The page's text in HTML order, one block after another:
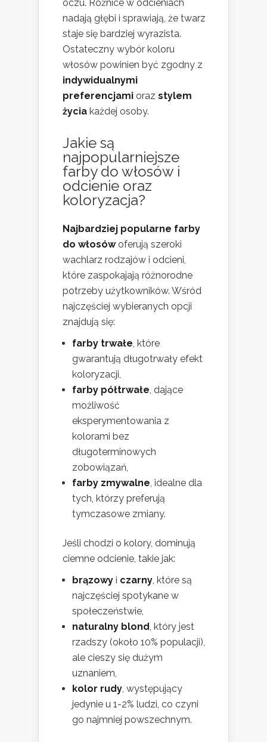
oczu. Różnice w odcieniach
nadają głębi i sprawiają, że twarz
staje się bardziej wyrazista.
Ostateczny wybór koloru
włosów powinien być zgodny z
indywidualnymi
preferencjami oraz stylem
życia każdej osoby.
Jakie są
najpopularniejsze
farby do włosów i
odcienie oraz
koloryzacja?
Najbardziej popularne farby
do włosówoferują szeroki
wachlarz rodzajów i odcieni,
które zaspokajają różnorodne
potrzeby użytkowników. Wśród
najczęściej wybieranych opcji
znajdują się:
farby trwałe , które
gwarantują długotrwały efekt
koloryzacji,
farby półtrwałe , dające
możliwość
eksperymentowania z
kolorami bez
długoterminowych
zobowiązań,
farby zmywalne , idealne dla
tych, którzy preferują
tymczasowe zmiany.
Jeśli chodzi o kolory, dominują
ciemne odcienie, takie jak:
brązowy i czarny , które są
najczęściej spotykane w
społeczeństwie,
naturalny blond , który jest
rzadszy (około 10% populacji),
ale cieszy się dużym
uznaniem,
kolor rudy , występujący
jedynie u 1-2% ludzi, co czyni
go najmniej powszechnym.